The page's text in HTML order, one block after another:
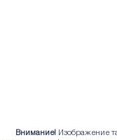
Внимание! Изображение